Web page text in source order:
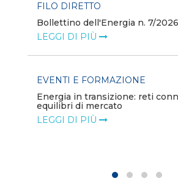
FILO DIRETTO
Bollettino dell'Energia n. 7/2026
LEGGI DI PIÙ
EVENTI E FORMAZIONE
Energia in transizione: reti
equilibri di mercato
LEGGI DI PIÙ